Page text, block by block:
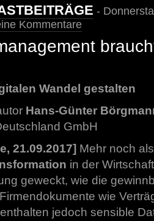
-
Kommentare
Wandel gestalten
Hans-Günter
GmbH
21.09.2017] Mehr noch
in der
geweckt, wie die
wie
jedoch sensible